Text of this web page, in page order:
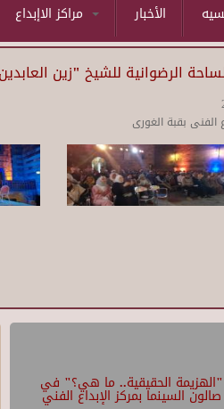
الأخبار
الرضوانية للشيخ "زين
الفنى بقبة الغورى
"الهزيمة الحقيقية.. ما هي؟" في
صالون السينما بمركز الإبداع الفني